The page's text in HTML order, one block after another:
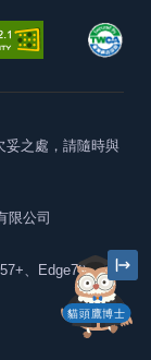
貓頭鷹博士
妥之處，請隨時與
限公司
、Edge79+及